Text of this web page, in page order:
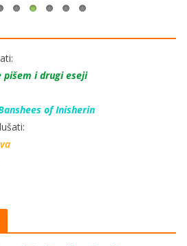
pišem i drugi eseji
of Inisherin